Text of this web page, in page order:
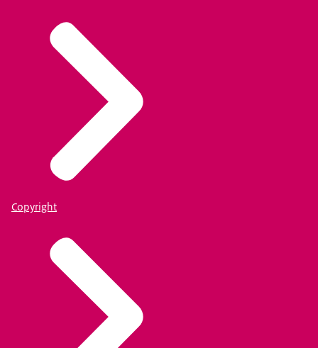
Copyright